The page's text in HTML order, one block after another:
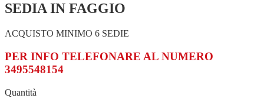
SEDIA IN FAGGIO
ACQUISTO MINIMO 6 SEDIE
PER INFO TELEFONARE AL NUMERO
3495548154
Quantità